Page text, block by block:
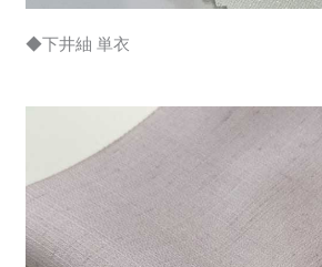
◆下井紬 単衣